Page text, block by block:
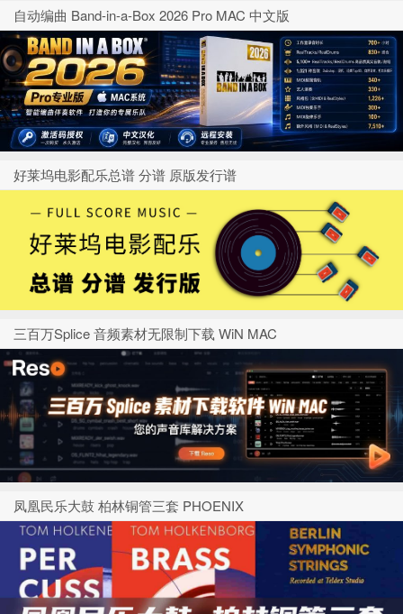
自动编曲 Band-in-a-Box 2026 Pro MAC 中文版
好莱坞电影配乐总谱 分谱 原版发行谱
三百万Splice 音频素材无限制下载 WiN MAC
凤凰民乐大鼓 柏林铜管三套 PHOENIX